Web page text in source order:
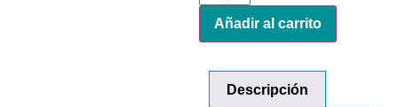
Añadir al carrito
Descripción